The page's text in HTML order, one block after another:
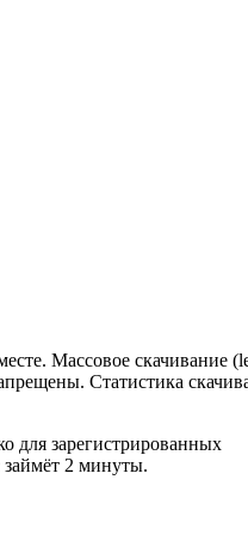
Массовое скачивание
Статистика
для зарегистрированных
займёт 2 минуты.